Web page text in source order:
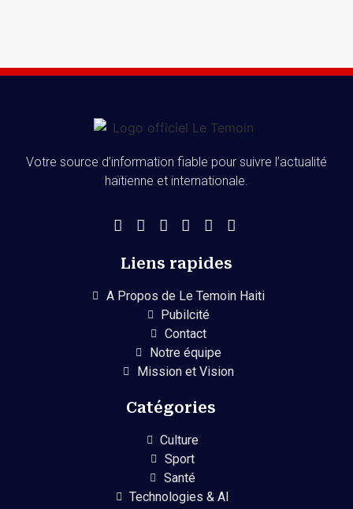
Votre source d’information fiable pour suivre l’actualité
haïtienne et internationale.
Liens rapides
A Propos de Le Temoin Haiti
Pubilcité
Contact
Notre équipe
Mission et Vision
Catégories
Culture
Sport
Santé
Technologies & AI